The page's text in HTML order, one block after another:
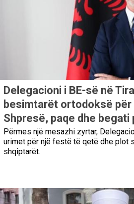
Delegacioni i BE-së në
besimtarët ortodoksë për
Shpresë, paqe dhe begati
Përmes një mesazhi zyrtar,
urimet për një festë të qetë dhe plot
shqiptarët.